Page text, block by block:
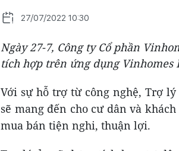
27/07/2022 10:30
Ngày 27-7, Công ty Cổ phần
tích hợp trên ứng dụng Vinhomes
Với sự hỗ trợ từ công nghệ, Trợ
sẽ mang đến cho cư dân và
mua bán tiện nghi, thuận lợi.